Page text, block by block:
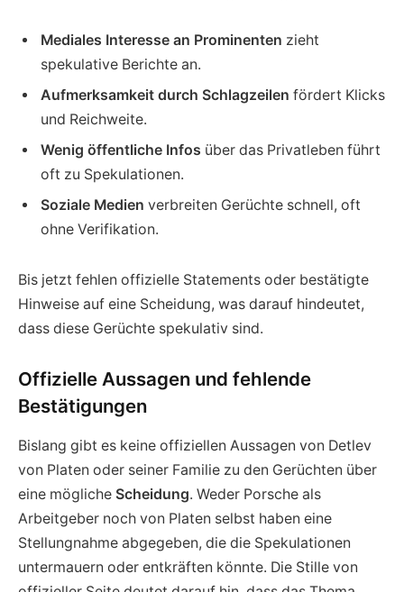
Mediales Interesse an Prominenten zieht
spekulative Berichte an.
Aufmerksamkeit durch Schlagzeilen fördert Klicks
und Reichweite.
Wenig öffentliche Infos über das Privatleben führt
oft zu Spekulationen.
Soziale Medien verbreiten Gerüchte schnell, oft
ohne Verifikation.
Bis jetzt fehlen offizielle Statements oder bestätigte
Hinweise auf eine Scheidung, was darauf hindeutet,
dass diese Gerüchte spekulativ sind.
Offizielle Aussagen und fehlende
Bestätigungen
Bislang gibt es keine offiziellen Aussagen von Detlev
von Platen oder seiner Familie zu den Gerüchten über
eine mögliche Scheidung. Weder Porsche als
Arbeitgeber noch von Platen selbst haben eine
Stellungnahme abgegeben, die die Spekulationen
untermauern oder entkräften könnte. Die Stille von